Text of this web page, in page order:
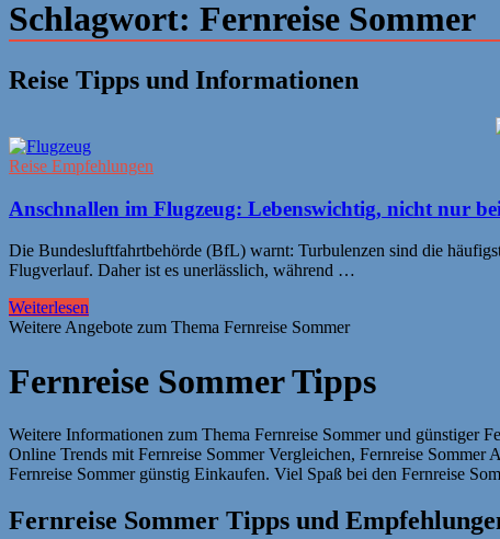
Schlagwort: Fernreise Sommer
Reise Tipps und Informationen
Reise Empfehlungen
Anschnallen im Flugzeug: Lebenswichtig, nicht nur
Die Bundesluftfahrtbehörde (BfL) warnt: Turbulenzen sind die
Flugverlauf. Daher ist es unerlässlich, während …
Weiterlesen
Weitere Angebote zum Thema Fernreise Sommer
Fernreise Sommer Tipps
Weitere Informationen zum Thema Fernreise Sommer und günstiger
Online Trends mit Fernreise Sommer Vergleichen, Fernreise
Fernreise Sommer günstig Einkaufen. Viel Spaß bei den Fernreise
Fernreise Sommer Tipps und